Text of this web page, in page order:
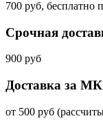
700 руб, бесплатно
Срочная
900 руб
Доставка за
от 500 руб